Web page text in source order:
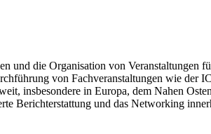
die Organisation von Veranstaltungen
von Fachveranstaltungen wie der
insbesondere in Europa, dem Nahen
Berichterstattung und das Networking